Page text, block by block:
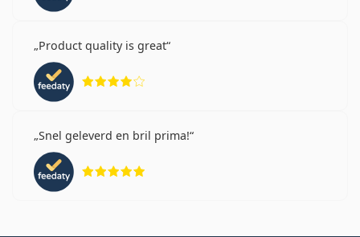
Product quality is great
Snel geleverd en bril prima!